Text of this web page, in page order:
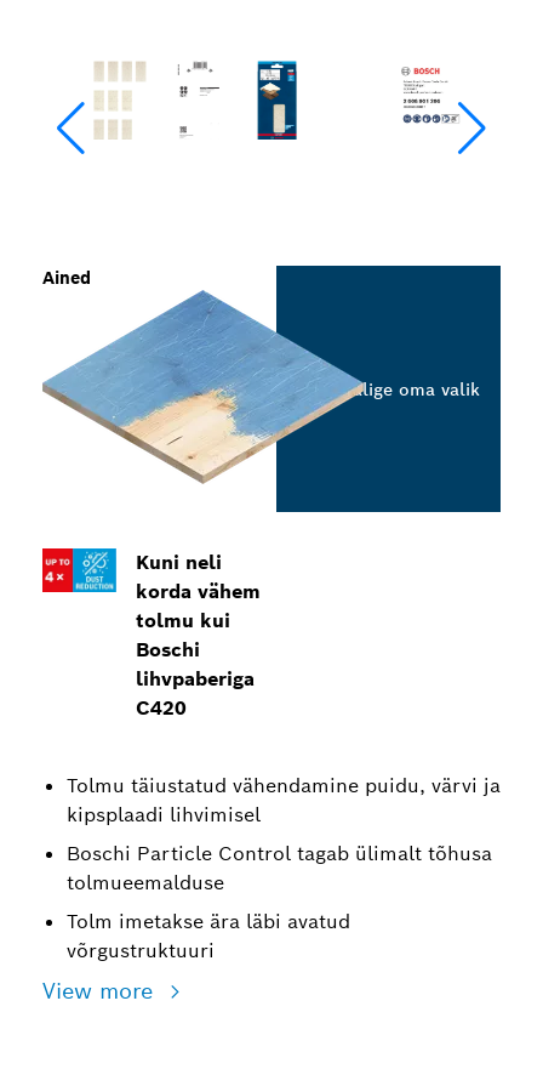
Kuni neli
korda vähem
tolmu kui
Boschi
lihvpaberiga
C420
Tolmu täiustatud vähendamine puidu, värvi ja
kipsplaadi lihvimisel
Boschi Particle Control tagab ülimalt tõhusa
tolmueemalduse
Tolm imetakse ära läbi avatud
võrgustruktuuri
View more
Ained
Valige oma valik